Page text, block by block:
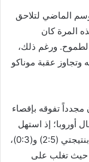
الماضي لتلاحق
المرة كان
ورغم ذلك،
وتجاوز عقبة موناكو
تفوقه بإقصاء
أوروبا؛ إذ استهل
فريق لويس إنريكي مشواره باكتساح تشيلسي بنتيجتي (2:5) و(0:3)،
حيث تغلب على